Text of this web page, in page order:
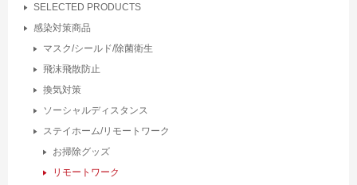
SELECTED PRODUCTS
感染対策商品
マスク/シールド/除菌衛生
飛沫飛散防止
換気対策
ソーシャルディスタンス
ステイホーム/リモートワーク
お掃除グッズ
リモートワーク